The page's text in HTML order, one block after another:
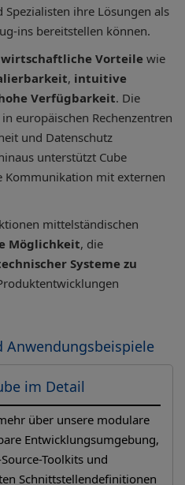
ihre Lösungen als
ins bereitstellen können.
wirtschaftliche Vorteile wie
, intuitive
Verfügbarkeit. Die
europäischen Rechenzentren
und Datenschutz
unterstützt Cube
Kommunikation mit externen
mittelständischen
Möglichkeit, die
Systeme zu
im Detail
über unsere modulare
Entwicklungsumgebung,
Toolkits und
Schnittstellendefinitionen